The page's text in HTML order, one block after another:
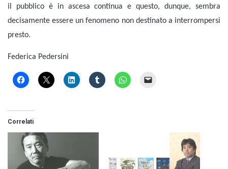
il pubblico è in ascesa continua e questo, dunque, sembra
decisamente essere un fenomeno non destinato a interrompersi
presto.
Federica Pedersini
Correlati